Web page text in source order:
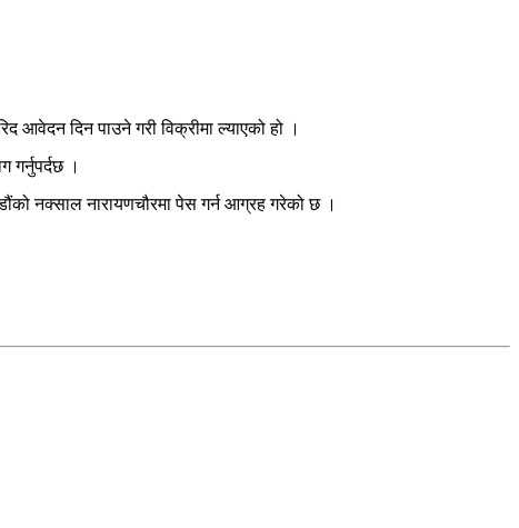
दिन पाउने गरी विक्रीमा ल्याएको हो ।
।
नक्साल नारायणचौरमा पेस गर्न आग्रह गरेको छ ।